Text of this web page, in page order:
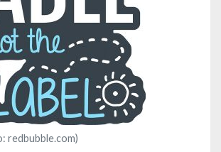
redbubble.com)